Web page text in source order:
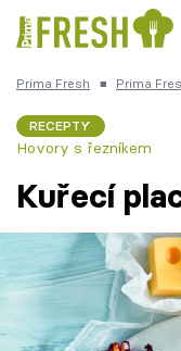
Česká kuchyně
Témata
Prima Fresh ■ Prima
RECEPTY
Hovory s řezníkem
Kuřecí